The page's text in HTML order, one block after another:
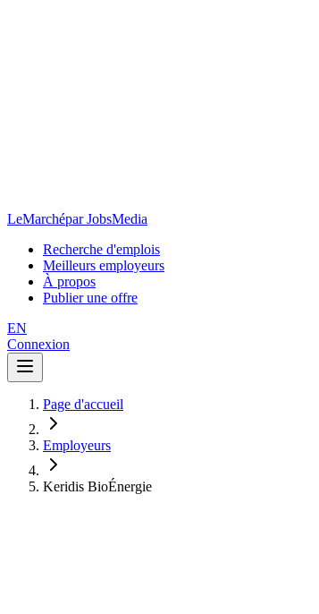
LeMarchépar JobsMedia
Recherche d'emplois
Meilleurs employeurs
À propos
Publier une offre
EN
Connexion
Page d'accueil
Employeurs
Keridis BioÉnergie